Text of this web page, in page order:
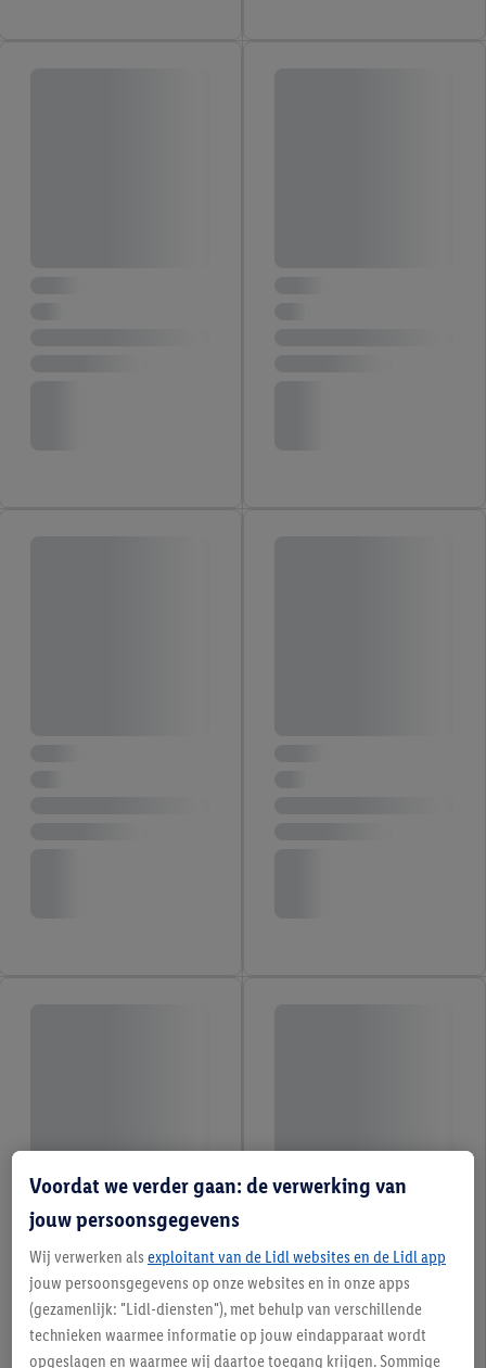
Voordat we verder gaan: de verwerking van
jouw persoonsgegevens
Wij verwerken als exploitant van de Lidl websites en de Lidl app
jouw persoonsgegevens op onze websites en in onze apps
(gezamenlijk: "Lidl-diensten"), met behulp van verschillende
technieken waarmee informatie op jouw eindapparaat wordt
opgeslagen en waarmee wij daartoe toegang krijgen. Sommige